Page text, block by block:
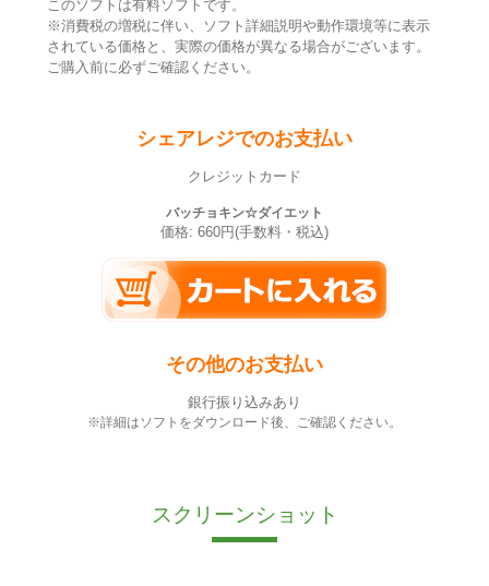
このソフトは有料ソフトです。
※消費税の増税に伴い、ソフト詳細説明や動作環境等に表示
されている価格と、実際の価格が異なる場合がございます。
ご購入前に必ずご確認ください。
シェアレジでのお支払い
クレジットカード
バッチョキン☆ダイエット
価格: 660円(手数料・税込)
その他のお支払い
銀行振り込みあり
※詳細はソフトをダウンロード後、ご確認ください。
スクリーンショット